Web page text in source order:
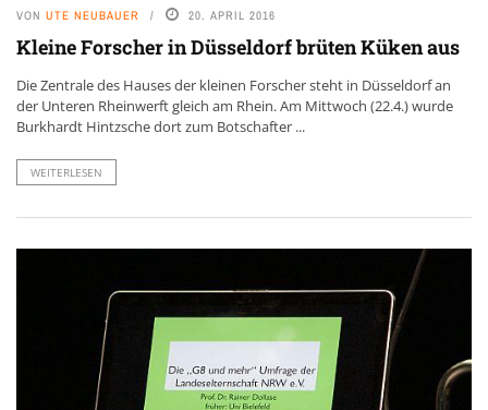
VON UTE NEUBAUER 20. APRIL 2016
Kleine Forscher in Düsseldorf brüten Küken aus
Die Zentrale des Hauses der kleinen Forscher steht in Düsseldorf an
der Unteren Rheinwerft gleich am Rhein. Am Mittwoch (22.4.) wurde
Burkhardt Hintzsche dort zum Botschafter ...
WEITERLESEN